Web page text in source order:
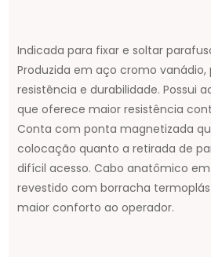
Indicada para fixar e soltar
Produzida em aço cromo
resistência e durabilidade. Possui
que oferece maior resistência
Conta com ponta magnetizada
colocação quanto a retirada de
difícil acesso. Cabo anatômico
revestido com borracha
maior conforto ao operador.